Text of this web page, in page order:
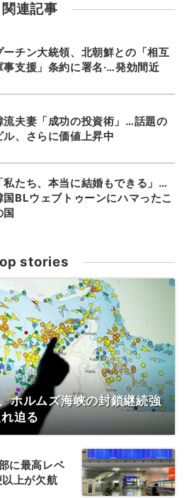
関連記事
ーチン大統領、北朝鮮との「相互
事支援」条約に署名·…発効間近
流夫妻「成功の投資術」…話題の
ル、さらに価値上昇中
「私たち、本当に結婚もできる」…
国BLウェブトゥーンにハマったこ
国
stories
ホルムズ海峡の封鎖継続強
迫る
に最高レベ
上が欠航